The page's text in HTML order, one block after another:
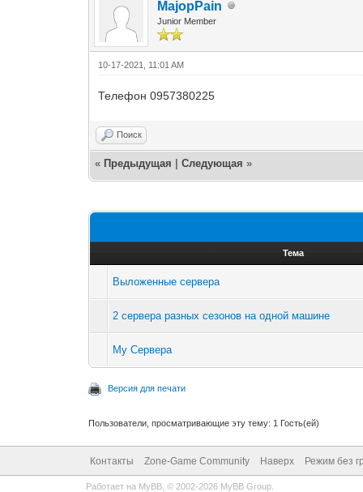
MajopPain
Junior Member
10-17-2021, 11:01 AM
Телефон 0957380225
Поиск
« Предыдущая |Следующая»
Тема
Выложенные сервера
2 сервера разных сезонов на одной машине
Му Сервера
Версия для печати
Пользователи, просматривающие эту тему: 1 Гость(ей)
Контакты Zone-Game Community Наверх Режим без
Работает на MyBB, © 2002-2026 MyBB Group.